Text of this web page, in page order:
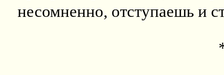
несомненно, отступаешь и